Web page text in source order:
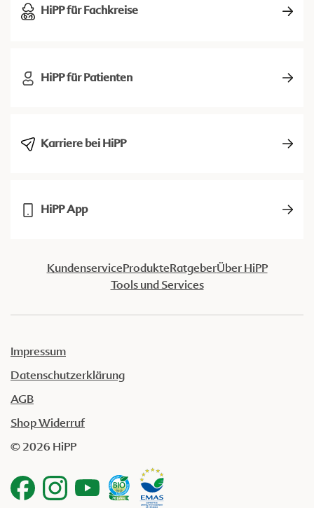
HiPP für Fachkreise
HiPP für Patienten
Karriere bei HiPP
HiPP App
KundenserviceProdukteRatgeberÜber HiPP
Tools und Services
Impressum
Datenschutzerklärung
AGB
Shop Widerruf
© 2026 HiPP